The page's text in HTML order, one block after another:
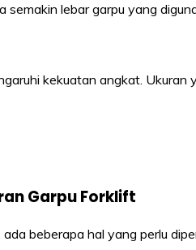
semakin lebar garpu yang
kekuatan angkat. Ukuran
Garpu Forklift
beberapa hal yang perlu